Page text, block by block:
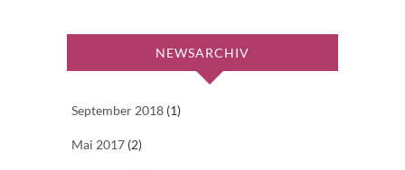
NEWSARCHIV
September 2018 (1)
Mai 2017 (2)